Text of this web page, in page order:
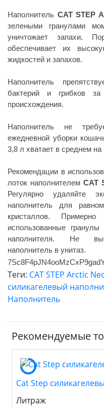
Наполнитель CAT STEP
зелеными гранулами
уничтожает запахи.
обеспечивает их
жидкостей и запахов.
Наполнитель
бактерий и грибков за
происхождения.
Наполнитель не
ежедневной уборки
3,8 л хватает в среднем
Рекомендации в
лоток наполнителем CAT
Регулярно удаляйте
наполнитель для
кристаллов.
использованные
наполнителя. Не
наполнитель в унитаз.
Теги: CAT STEP Arctic
силикагелевый
Наполнитель
Рекомендуемые
Cat Step
Литраж